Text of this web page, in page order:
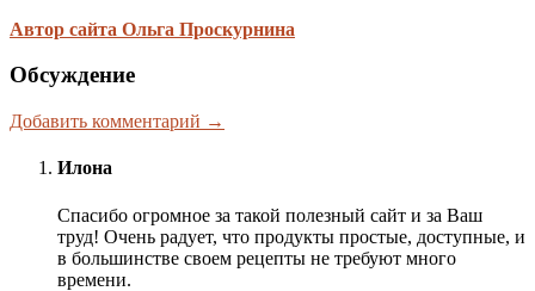
Автор сайта Ольга Проскурнина
Обсуждение
Добавить комментарий →
Илона
Спасибо огромное за такой полезный сайт и за Ваш
труд! Очень радует, что продукты простые, доступные, и
в большинстве своем рецепты не требуют много
времени.